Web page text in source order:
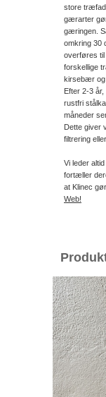
store
gærarter
gæringen.
omkring 30
overføres
forskellige
kirsebær og
Efter 2-3
rustfri
måneder
Dette giver
filtrering
Vi leder
fortæller
at Klinec
Web!